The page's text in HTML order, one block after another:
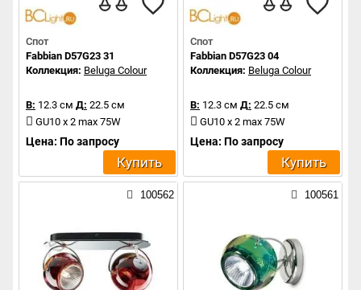
Спот
Fabbian D57G23 31
Коллекция: Beluga Colour
В: 12.3 см Д: 22.5 см
GU10 x 2 max 75W
Цена: По запросу
Купить
Спот
Fabbian D57G23 04
Коллекция: Beluga Colour
В: 12.3 см Д: 22.5 см
GU10 x 2 max 75W
Цена: По запросу
Купить
100562 100561